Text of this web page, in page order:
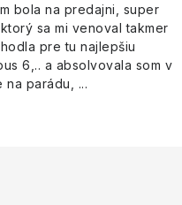
bola na predajni, super
sa mi venoval takmer
pre tu najlepšiu
6,.. a absolvovala som v
parádu, ...